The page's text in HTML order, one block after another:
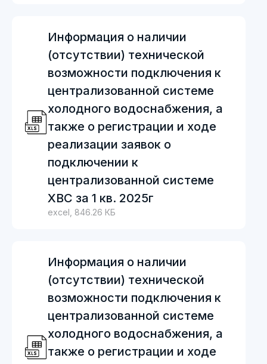
Информация о наличии
(отсутствии) технической
возможности подключения к
централизованной системе
холодного водоснабжения, а
также о регистрации и ходе
реализации заявок о
подключении к
централизованной системе
ХВС за 1 кв. 2025г
excel, 846.26 КБ
Информация о наличии
(отсутствии) технической
возможности подключения к
централизованной системе
холодного водоснабжения, а
также о регистрации и ходе